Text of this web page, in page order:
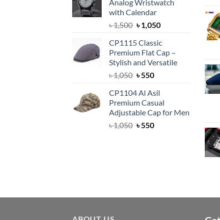
৳ 1,500.৳ 1,050.
Analog Wristwatch
with Calendar
৳1,500 Original
was:
৳ 1,500.
৳1,050Current
is:
৳ 1,050.
CP1115 Classic
Premium Flat Cap –
Stylish and Versatile
৳1,050 Original
was:
৳ 1,050.
৳550Current
is:
৳ 550.
CP1104 Al Asil
Premium Casual
Adjustable Cap for Men
৳1,050 Original
৳550Current